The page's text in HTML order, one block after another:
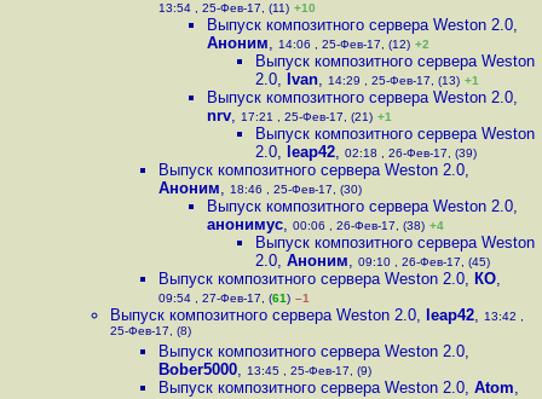
13:54 , 25-Фев-17, (11) +10
Выпуск композитного сервера Weston 2.0,
Аноним, 14:06 , 25-Фев-17, (12) +2
Выпуск композитного сервера Weston
2.0, Ivan, 14:29 , 25-Фев-17, (13) +1
Выпуск композитного сервера Weston 2.0,
nrv, 17:21 , 25-Фев-17, (21) +1
Выпуск композитного сервера Weston
2.0, leap42, 02:18 , 26-Фев-17, (39)
Выпуск композитного сервера Weston 2.0,
Аноним, 18:46 , 25-Фев-17, (30)
Выпуск композитного сервера Weston 2.0,
анонимус, 00:06 , 26-Фев-17, (38) +4
Выпуск композитного сервера Weston
2.0, Аноним, 09:10 , 26-Фев-17, (45)
Выпуск композитного сервера Weston 2.0, КО,
09:54 , 27-Фев-17, (61) –1
Выпуск композитного сервера Weston 2.0, leap42, 13:42 ,
25-Фев-17, (8)
Выпуск композитного сервера Weston 2.0,
Bober5000, 13:45 , 25-Фев-17, (9)
Выпуск композитного сервера Weston 2.0, Atom,